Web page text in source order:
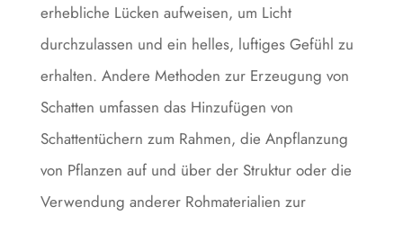
erhebliche Lücken aufweisen, um Licht
durchzulassen und ein helles, luftiges Gefühl zu
erhalten. Andere Methoden zur Erzeugung von
Schatten umfassen das Hinzufügen von
Schattentüchern zum Rahmen, die Anpflanzung
von Pflanzen auf und über der Struktur oder die
Verwendung anderer Rohmaterialien zur